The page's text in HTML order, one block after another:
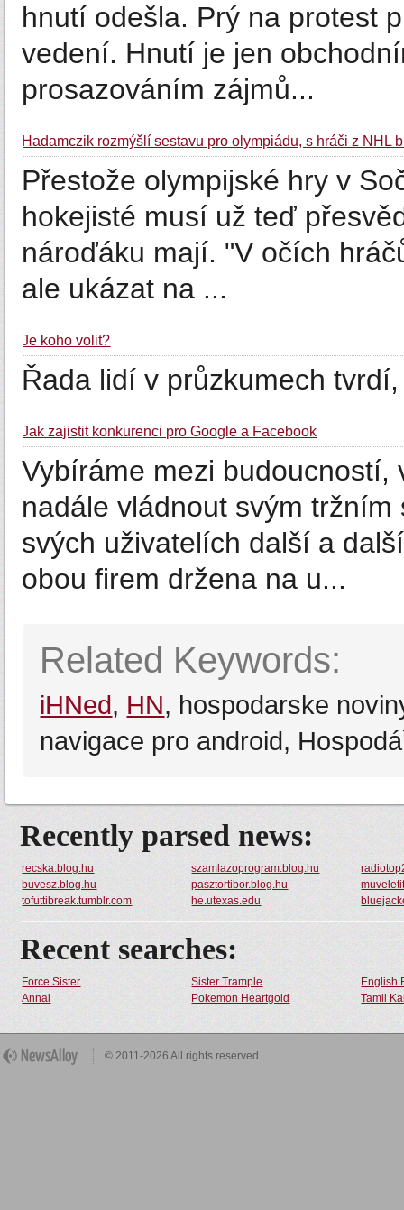
hnutí odešla. Prý na protest
vedení. Hnutí je jen
prosazováním zájmů...
Hadamczik rozmýšlí sestavu pro olympiádu, s hráči z NHL
Přestože olympijské hry v
hokejisté musí už teď
nároďáku mají. "V očích
ale ukázat na ...
Je koho volit?
Řada lidí v průzkumech
Jak zajistit konkurenci pro Google a Facebook
Vybíráme mezi
nadále vládnout svým
svých uživatelích další a
obou firem držena na u...
Related Keywords:
iHNed, HN, hospodarske
navigace pro android,
Recently parsed news:
recska.blog.hu szamlazoprogram.blog.hu
buvesz.blog.hu
pasztortibor.blog.hu
tofuttibreak.tumblr.com
he.utexas.edu
Recent searches:
Force Sister Sister Trample
English
Annal
Pokemon Heartgold Tamil
© 2011-2026 All rights reserved.